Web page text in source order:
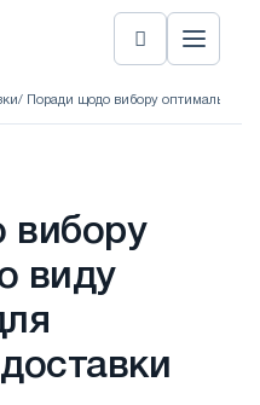
/ Поради щодо вибору оптимального
вибору
виду